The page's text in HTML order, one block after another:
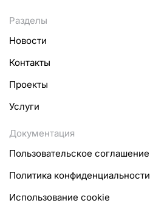
Разделы
Новости
Контакты
Проекты
Услуги
Документация
Пользовательское соглашение
Политика конфиденциальности
Использование cookie